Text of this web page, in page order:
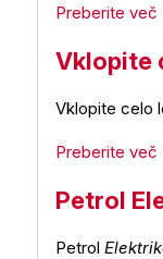
Preberite več
Vklopite
Vklopite celo
Preberite več
Petrol
Petrol